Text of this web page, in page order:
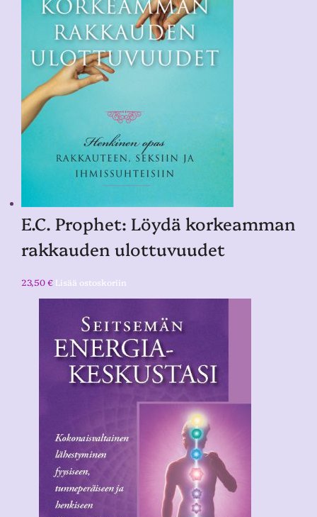
E.C. Prophet: Löydä korkeamman
rakkauden ulottuvuudet
23,50€ Lisää ostoskoriin